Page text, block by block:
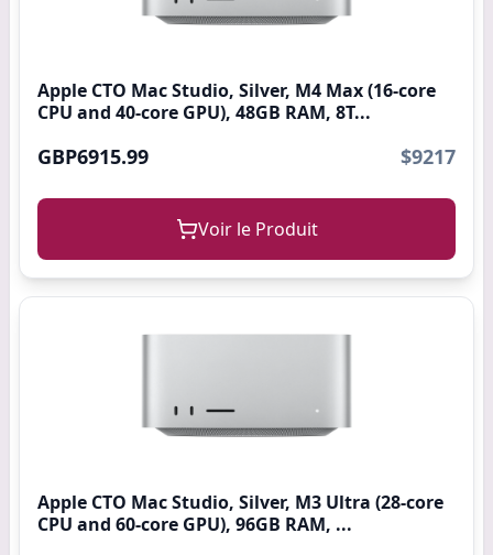
Apple CTO Mac Studio, Silver, M4 Max (16-core
CPU and 40-core GPU), 48GB RAM, 8T...
GBP6915.99 $9217
Voir le Produit
Apple CTO Mac Studio, Silver, M3 Ultra (28-core
CPU and 60-core GPU), 96GB RAM, ...